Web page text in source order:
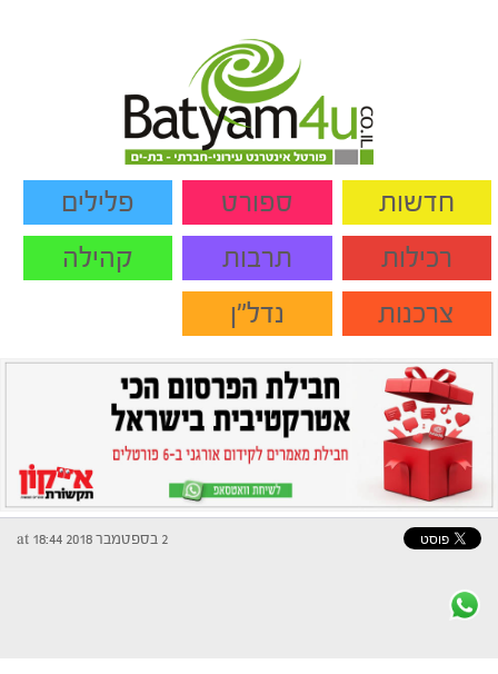
חדשות ספורט
פלילים
רכילות
תרבות
קהילה
צרכנות
נדל"ן
2 בספטמבר 2018 at 18:44